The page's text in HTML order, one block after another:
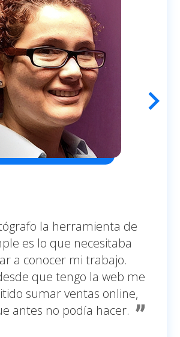
la herramienta de
es lo que necesitaba
a conocer mi trabajo.
que tengo la web me
sumar ventas online,
antes no podía hacer.
chevron_right